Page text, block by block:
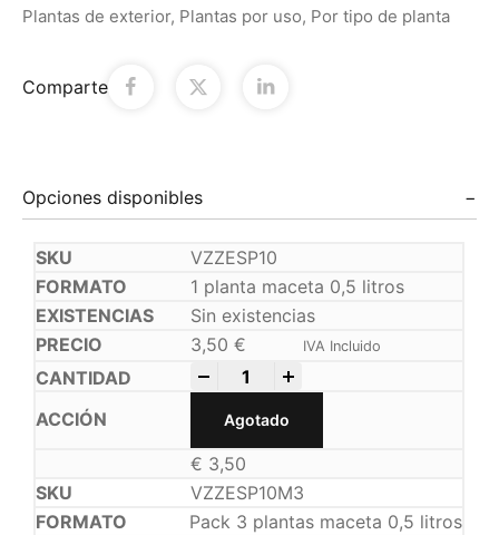
Plantas de exterior, Plantas por uso, Por tipo de planta
Comparte
Opciones disponibles
VZZESP10
1 planta maceta 0,5 litros
Sin existencias
3,50€ IVA Incluido
Agotado
€ 3,50
VZZESP10M3
Pack 3 plantas maceta 0,5 litros